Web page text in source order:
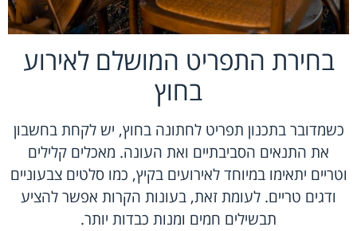
בחירת התפריט המושלם לאירוע
בחוץ
כשמדובר בתכנון תפריט לחתונה בחוץ, יש לקחת בחשבון
את התנאים הסביבתיים ואת העונה. מאכלים קלילים
וטריים יתאימו במיוחד לאירועים בקיץ, כמו סלטים צבעוניים
ודגים טריים. לעומת זאת, בעונות הקרות אפשר להציע
תבשילים חמים ומנות כבדות יותר.